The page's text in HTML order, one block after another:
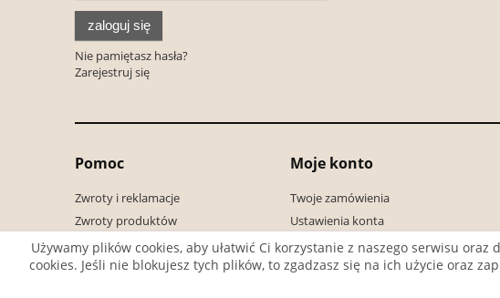
zaloguj się
Nie pamiętasz hasła?
Zarejestruj się
Pomoc
Zwroty i reklamacje
Zwroty produktów
Regulamin
Moje konto
Twoje zamówienia
Ustawienia konta
Używamy plików cookies, aby ułatwić Ci korzystanie z naszego serwisu
cookies. Jeśli nie blokujesz tych plików, to zgadzasz się na ich użycie oraz